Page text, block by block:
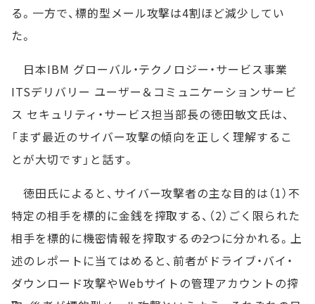
る。一方で、標的型メール攻撃は4割ほど減少してい
た。
日本IBM グローバル・テクノロジー・サービス事業
ITSデリバリー ユーザー＆コミュニケーションサービ
ス セキュリティ・サービス担当部長の徳田敏文氏は、
「まず最近のサイバー攻撃の傾向を正しく理解するこ
とが大切です」と話す。
徳田氏によると、サイバー攻撃者の主な目的は（1）不
特定の相手を標的に金銭を搾取する、（2）ごく限られた
相手を標的に機密情報を搾取する――の2つに分かれる。上
述のレポートに当てはめると、前者がドライブ・バイ・
ダウンロード攻撃やWebサイトの管理アカウントの搾